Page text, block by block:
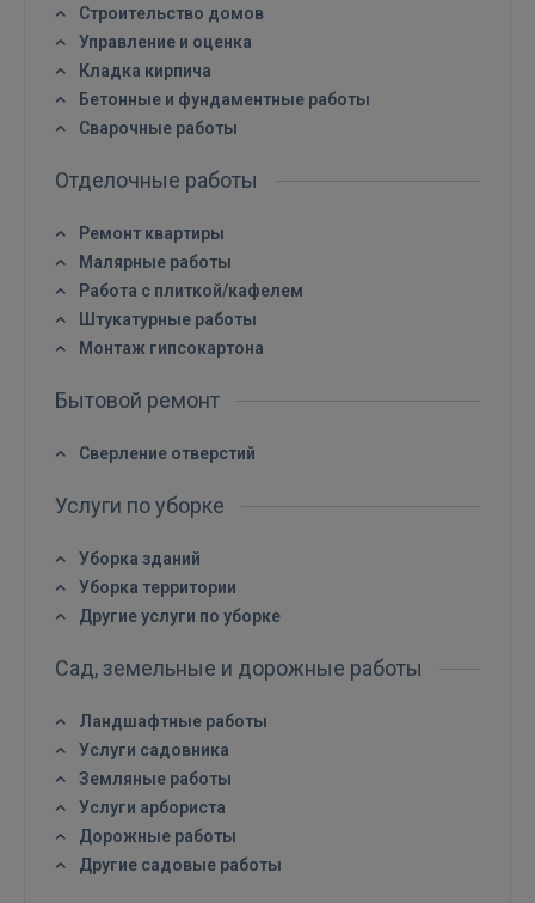
ВОЙТИ
Забыли пароль?
 Sign in with Apple
Ещё не зарегистрированы?
РЕГИСТРАЦИЯ
Строительство домов
Управление и оценка
Кладка кирпича
Бетонные и фундаментные работы
Сварочные работы
Отделочные работы
Ремонт квартиры
Малярные работы
Работа с плиткой/кафелем
Штукатурные работы
Монтаж гипсокартона
Бытовой ремонт
Сверление отверстий
Услуги по уборке
Уборка зданий
Уборка территории
Другие услуги по уборке
Сад, земельные и дорожные работы
Ландшафтные работы
Услуги садовника
Земляные работы
Услуги арбориста
Дорожные работы
Другие садовые работы